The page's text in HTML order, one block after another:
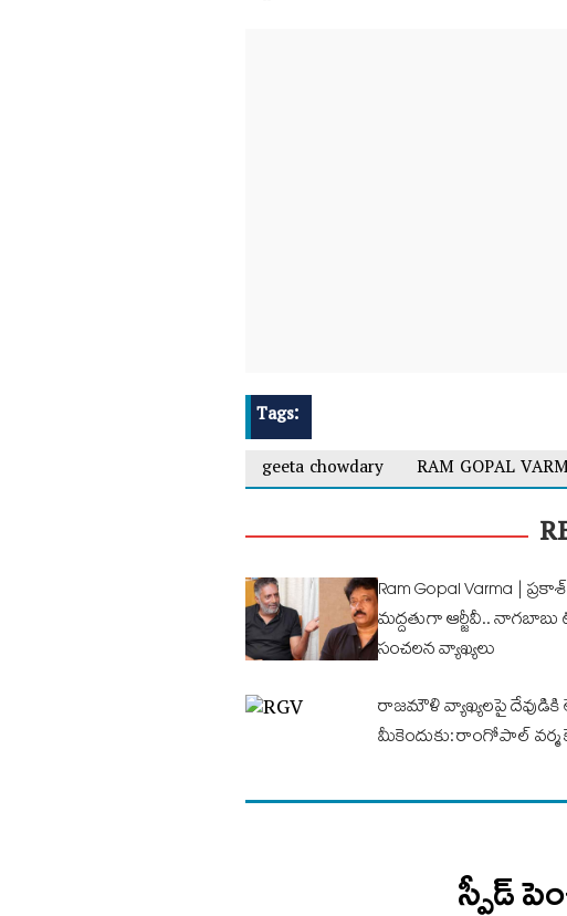
Tags:
geeta chowdary
RAM GOPAL
Ram Gopal Varma |
మద్దతుగా ఆర్జీవీ.. నాగబాబు
సంచలన వ్యాఖ్యలు
రాజమౌళి వ్యాఖ్యలపై
మీకెందుకు: రాంగోపాల్
స్పీడ్